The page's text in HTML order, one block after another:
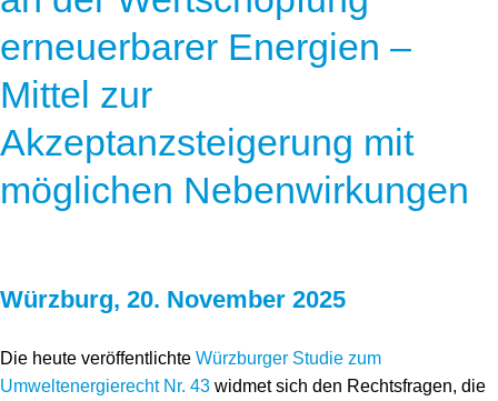
erneuerbarer Energien –
Mittel zur
Akzeptanzsteigerung mit
möglichen Nebenwirkungen
Würzburg, 20. November 2025
Die heute veröffentlichte Würzburger Studie zum
Umweltenergierecht Nr. 43 widmet sich den Rechtsfragen, die